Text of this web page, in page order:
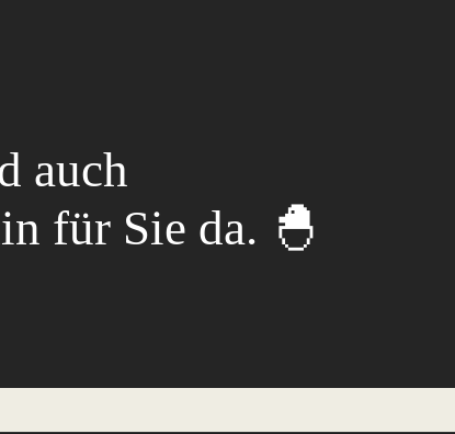
auch
für Sie da. 🐣